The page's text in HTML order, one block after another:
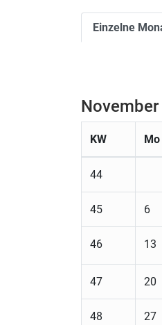
Einzelne
November
KW Mo
44
45 6
46 13
47 20
48 27